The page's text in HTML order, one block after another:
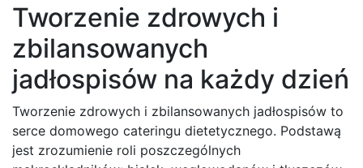
Tworzenie zdrowych i
zbilansowanych
jadłospisów na każdy dzień
Tworzenie zdrowych i zbilansowanych jadłospisów to
serce domowego cateringu dietetycznego. Podstawą
jest zrozumienie roli poszczególnych